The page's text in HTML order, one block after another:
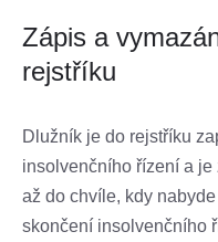
Zápis a
rejstříku
Dlužník je do rejstříku
insolvenčního řízení a
až do chvíle, kdy
skončení insolvenčního